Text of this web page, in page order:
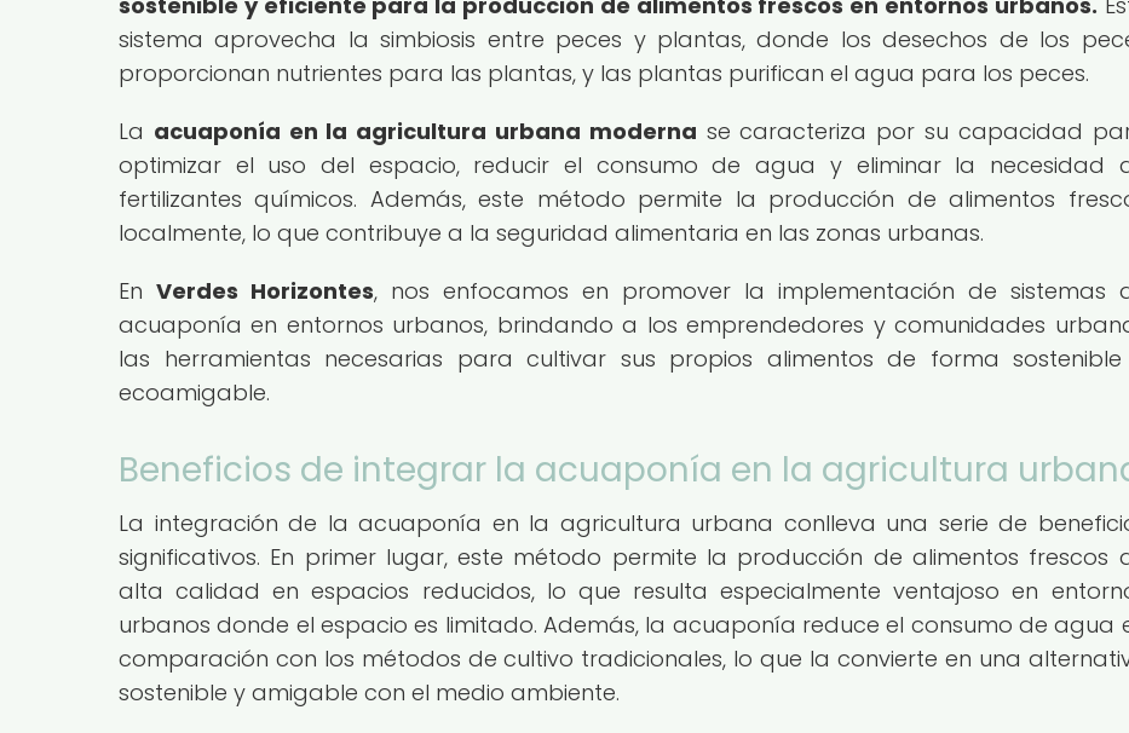
sistema aprovecha la simbiosis entre peces y plantas, donde los desechos de los
proporcionan nutrientes para las plantas, y las plantas purifican el agua para los peces.
La acuaponía en la agricultura urbana moderna se caracteriza por su capacidad
optimizar el uso del espacio, reducir el consumo de agua y eliminar la necesidad
fertilizantes químicos. Además, este método permite la producción de alimentos
localmente, lo que contribuye a la seguridad alimentaria en las zonas urbanas.
En Verdes Horizontes, nos enfocamos en promover la implementación de sistemas
acuaponía en entornos urbanos, brindando a los emprendedores y comunidades
las herramientas necesarias para cultivar sus propios alimentos de forma
ecoamigable.
Beneficios de integrar la acuaponía en la agricultura
La integración de la acuaponía en la agricultura urbana conlleva una serie de
significativos. En primer lugar, este método permite la producción de alimentos frescos
alta calidad en espacios reducidos, lo que resulta especialmente ventajoso en
urbanos donde el espacio es limitado. Además, la acuaponía reduce el consumo de agua
comparación con los métodos de cultivo tradicionales, lo que la convierte en una
sostenible y amigable con el medio ambiente.